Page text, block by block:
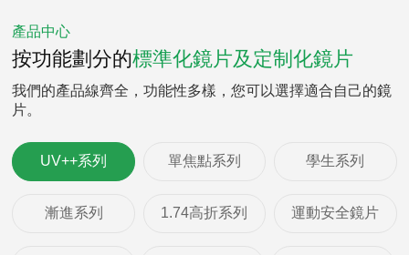
產品中心
按功能劃分的標準化鏡片及定制化鏡片
我們的產品線齊全，功能性多樣，您可以選擇適合自己的鏡
片。
UV++系列 單焦點系列 學生系列
漸進系列 1.74高折系列 運動安全鏡片